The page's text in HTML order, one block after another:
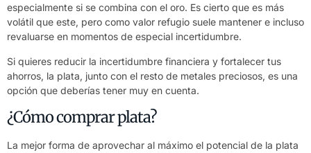
especialmente si se combina con el oro. Es cierto que es más
volátil que este, pero como valor refugio suele mantener e incluso
revaluarse en momentos de especial incertidumbre.
Si quieres reducir la incertidumbre financiera y fortalecer tus
ahorros, la plata, junto con el resto de metales preciosos, es una
opción que deberías tener muy en cuenta.
¿Cómo comprar plata?
La mejor forma de aprovechar al máximo el potencial de la plata